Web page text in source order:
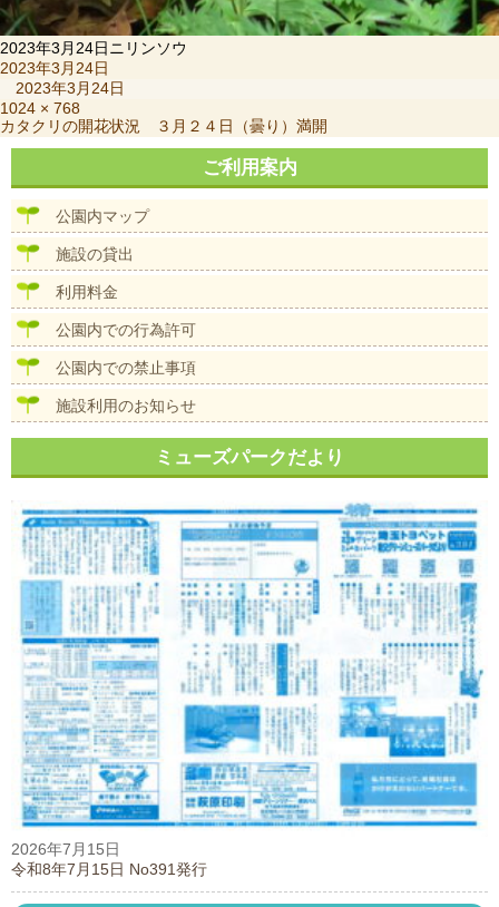
2023年3月24日ニリンソウ
投
日:
2023年3月24日
2023年3月24日
フ
ル
サ
ズ
1024 × 768
投
稿
ビ
カタクリの開花状況 ３月２４日（曇り）満開
ご利用案内
公園内マップ
施設の貸出
利用料金
公園内での行為許可
公園内での禁止事項
施設利用のお知らせ
ミューズパークだより
2026年7月15日
令和8年7月15日 No391発行